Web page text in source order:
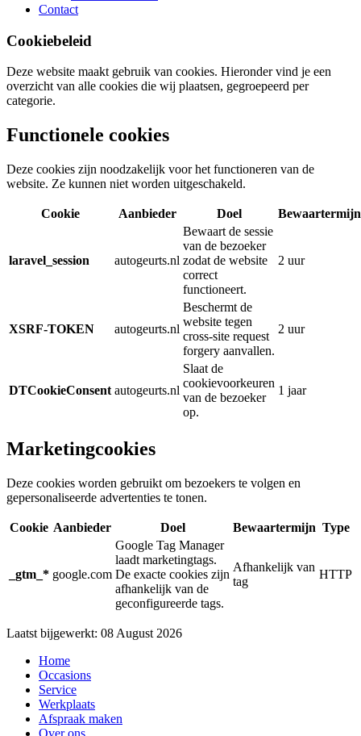
Contact
Cookiebeleid
Deze website maakt gebruik van cookies. Hieronder vind je een
overzicht van alle cookies die wij plaatsen, gegroepeerd per
categorie.
Functionele cookies
Deze cookies zijn noodzakelijk voor het functioneren van de
website. Ze kunnen niet worden uitgeschakeld.
Cookie Aanbieder Doel Bewaartermijn
laravel_session autogeurts.nl
Bewaart de sessie
van de bezoeker
zodat de website
correct
functioneert.
2 uur
XSRF-TOKEN autogeurts.nl
Beschermt de
website tegen
cross-site request
forgery aanvallen.
2 uur
DTCookieConsent autogeurts.nl
Slaat de
cookievoorkeuren
van de bezoeker
op.
1 jaar
Marketingcookies
Deze cookies worden gebruikt om bezoekers te volgen en
gepersonaliseerde advertenties te tonen.
Cookie Aanbieder Doel Bewaartermijn Type
_gtm_* google.com
Google Tag Manager
laadt marketingtags.
De exacte cookies zijn
afhankelijk van de
geconfigureerde tags.
Afhankelijk van
tag
HTTP
Laatst bijgewerkt: 08 August 2026
Home
Occasions
Service
Werkplaats
Afspraak maken
Over ons